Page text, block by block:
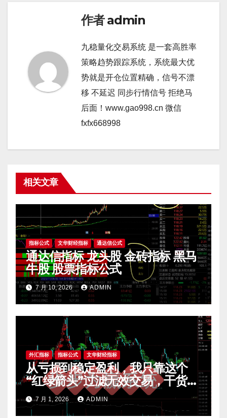
作者admin
九稳量化交易系统 是一套高胜率
策略趋势跟踪系统，系统最大优
势就是开仓位置精确，信号不漂
移 不延迟 同步行情信号 拒绝马
后面！www.gao998.cn 微信
fxfx668998
相关文章
指标公式 文华财经指标 通达信公式
通达信指标 龙头股 金砖指标 黑马
牛股 股票指标公式
7 月 10, 2026 ADMIN
外汇指标 指标公式 文华财经指标
从亏损到稳定盈利，我只靠这个
“红绿箭头”过滤无效交易，干货全
公开 mt4指标
7 月 1, 2026 ADMIN